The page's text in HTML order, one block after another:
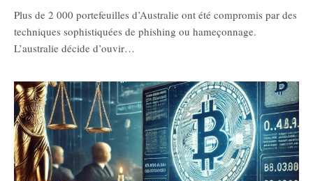
Plus de 2 000 portefeuilles d’Australie ont été compromis par des
techniques sophistiquées de phishing ou hameçonnage.
L’australie décide d’ouvir…